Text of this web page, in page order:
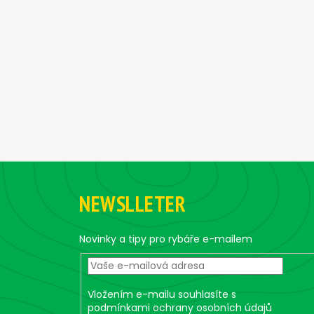
Z
NEWSLLETER
Novinky a tipy pro rybáře e-mailem
Vložením e-mailu souhlasíte s
podmínkami ochrany osobních údajů